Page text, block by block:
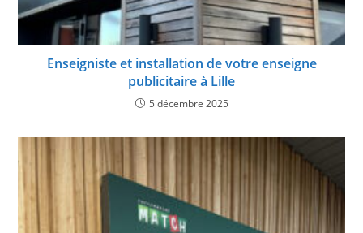
Enseigniste et installation de votre enseigne
publicitaire à Lille
5 décembre 2025